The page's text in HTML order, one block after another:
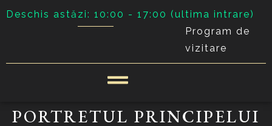
Deschis astăzi: 10:00 - 17:00 (ultima intrare)
Program de
vizitare
PORTRETUL PRINCIPELUI